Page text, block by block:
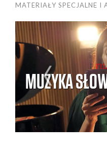
MATERIAŁY SPECJALNE I
MUZYKA